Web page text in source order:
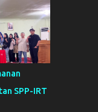
SPP-IRT